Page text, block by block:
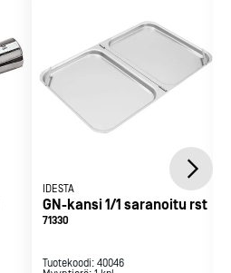
IDESTA
GN-kansi 1/1 saranoitu rst
71330
Tuotekoodi: 40046